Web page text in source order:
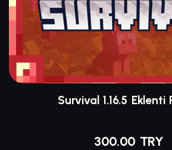
Survival 1.16.5 Eklenti
300.00 TRY